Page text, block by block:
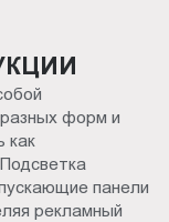
форм и
как
панели
рекламный